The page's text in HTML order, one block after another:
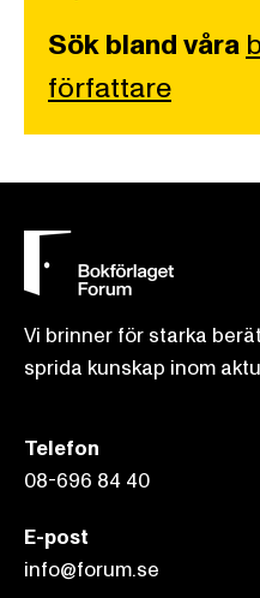
Sök bland våra
författare
Vi brinner för starka
sprida kunskap inom
Telefon
08-696 84 40
E-post
info@forum.se